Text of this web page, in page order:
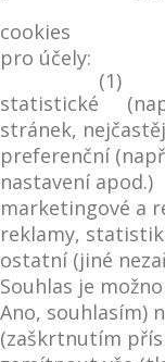
cookies
pro účely:
statistické
(1)
stránek,
preferenční
nastavení apod.)
marketingové a
reklamy,
ostatní (jiné
Souhlas je
Ano, souhlasím)
(zaškrtnutím